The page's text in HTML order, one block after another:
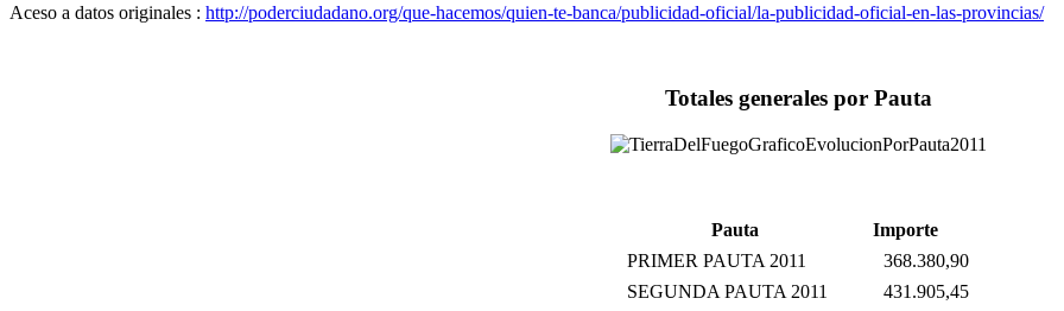
Aceso a datos originales : http://poderciudadano.org/que-hacemos/quien-te-banca/publicidad-oficial/la-publicidad-oficial-en-las-provincias/
Totales generales por Pauta
Pauta
Importe
PRIMER PAUTA 2011
368.380,90
SEGUNDA PAUTA 2011
431.905,45